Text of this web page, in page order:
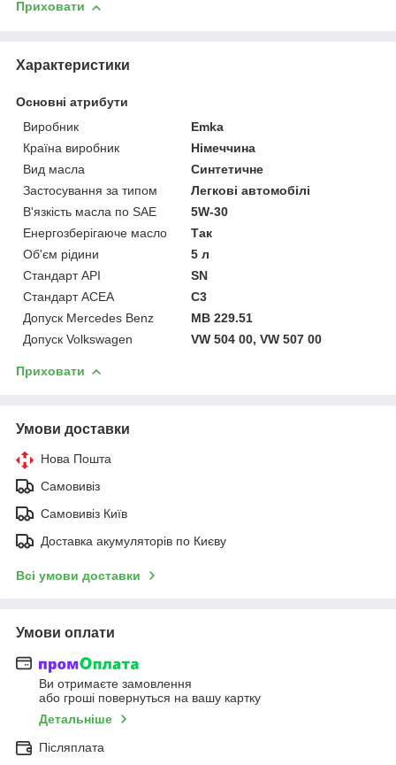
Приховати
Характеристики
Основні атрибути
Виробник
Emka
Країна виробник
Німеччина
Вид масла
Синтетичне
Застосування за типом
Легкові автомобілі
В'язкість масла по SAE
5W-30
Енергозберігаюче масло
Так
Об'єм рідини
5 л
Стандарт API
SN
Стандарт ACEA
C3
Допуск Mercedes Benz
MB 229.51
Допуск Volkswagen
VW 504 00, VW 507 00
Приховати
Умови доставки
Нова Пошта
Самовивіз
Самовивіз Київ
Доставка акумуляторів по Києву
Всі умови доставки
Умови оплати
Ви отримаєте замовлення
або гроші повернуться на вашу картку
Детальніше
Післяплата